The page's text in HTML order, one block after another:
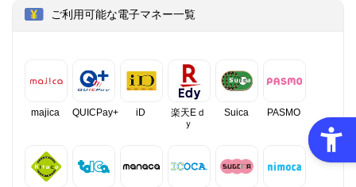
ご利用可能な電子マネー一覧
majica QUICPay+ iD
楽天Eｄ
ｙ
Suica PASMO